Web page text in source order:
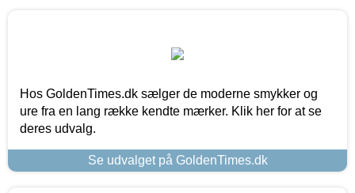
Hos GoldenTimes.dk sælger de moderne smykker og
ure fra en lang række kendte mærker. Klik her for at se
deres udvalg.
Se udvalget på GoldenTimes.dk